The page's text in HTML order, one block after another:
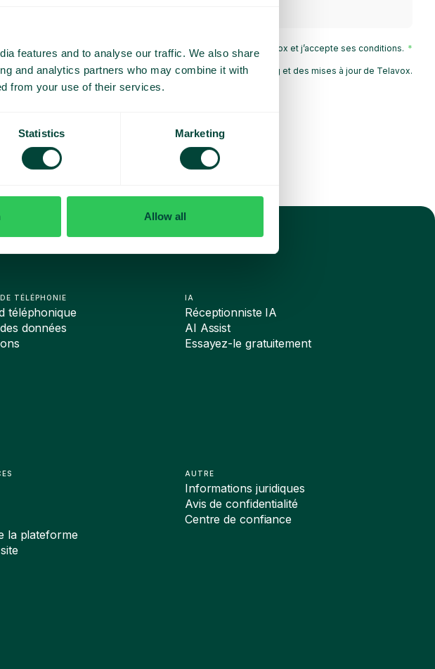
features and to analyse our traffic. We also share
and analytics partners who may combine it with
from your use of their services.
Statistics Marketing
Allow all
J’ai lu la Politique de confidentialité de Telavox et j’accepte ses conditions.
J'accepte de recevoir des informations marketing et des mises à jour de Telavox.
TÉLÉPHONIE
téléphonique
données
la plateforme
IA
Réceptionniste IA
AI Assist
Essayez-le gratuitement
AUTRE
Informations juridiques
Avis de confidentialité
Centre de confiance